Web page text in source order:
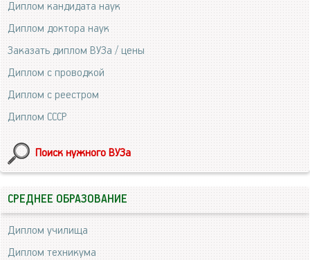
Диплом кандидата наук
Диплом доктора наук
Заказать диплом ВУЗа / цены
Диплом с проводкой
Диплом с реестром
Диплом СССР
Поиск нужного ВУЗа
СРЕДНЕЕ ОБРАЗОВАНИЕ
Диплом училища
Диплом техникума